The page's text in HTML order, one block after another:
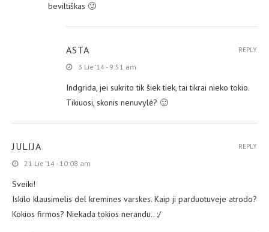
beviltiškas 🙂
ASTA
3 Lie ’14 - 9:51 am
Indgrida, jei sukrito tik šiek tiek, tai tikrai nieko tokio.
Tikiuosi, skonis nenuvylė? 🙂
REPLY
JULIJA
21 Lie ’14 - 10:08 am
Sveiki!
Iskilo klausimelis del kremines varskes. Kaip ji parduotuveje atrodo?
Kokios firmos? Niekada tokios nerandu.. :/
REPLY